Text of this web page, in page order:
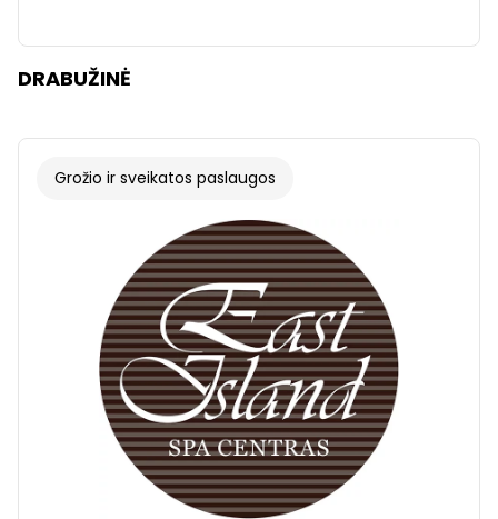
DRABUŽINĖ
Grožio ir sveikatos paslaugos